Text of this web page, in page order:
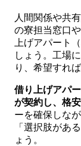
人間関係や共
の寮担当窓口
上げアパート
しょう。工場
り、希望すれ
借り上げアパ
が契約し、格
ーを確保しな
「選択肢があ
ょう。